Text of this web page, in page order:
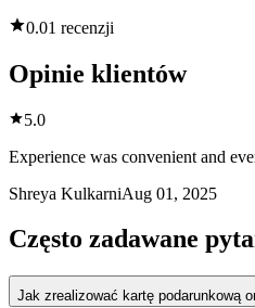
0.01 recenzji
Opinie klientów
5.0
Experience was convenient and
Shreya KulkarniAug 01, 2025
Często zadawane
Jak zrealizować kartę podarunkową